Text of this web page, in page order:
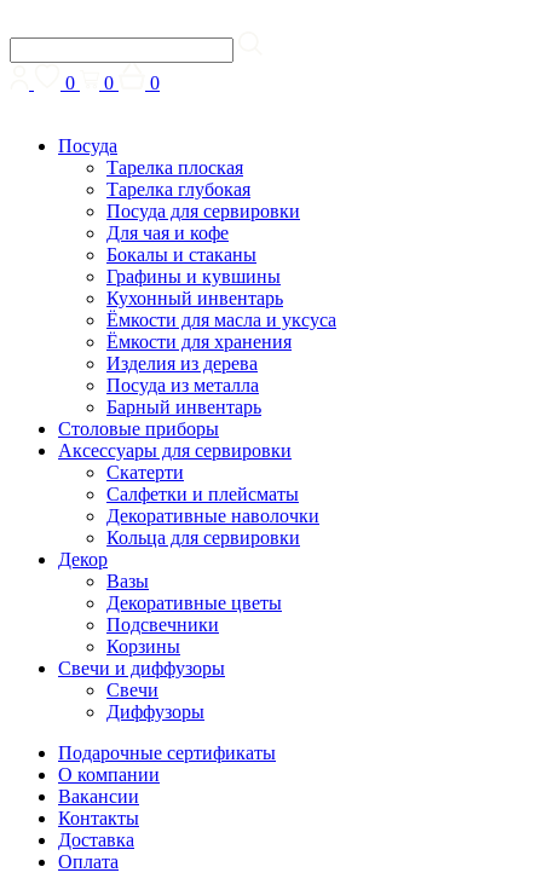
0 0 0
Посуда
Тарелка плоская
Тарелка глубокая
Посуда для сервировки
Для чая и кофе
Бокалы и стаканы
Графины и кувшины
Кухонный инвентарь
Ёмкости для масла и уксуса
Ёмкости для хранения
Изделия из дерева
Посуда из металла
Барный инвентарь
Столовые приборы
Аксессуары для сервировки
Скатерти
Cалфетки и плейсматы
Декоративные наволочки
Кольца для сервировки
Декор
Вазы
Декоративные цветы
Подсвечники
Корзины
Свечи и диффузоры
Свечи
Диффузоры
Подарочные сертификаты
О компании
Вакансии
Контакты
Доставка
Оплата